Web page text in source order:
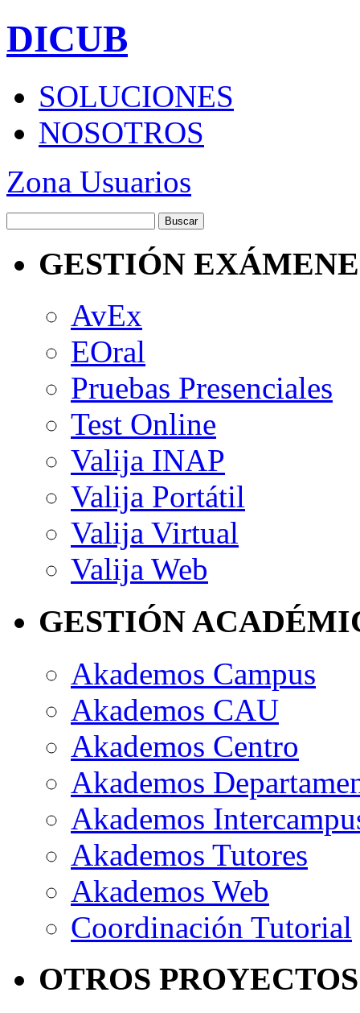
DICUB
SOLUCIONES
NOSOTROS
Zona Usuarios
GESTIÓN
AvEx
EOral
Pruebas Presenciales
Test Online
Valija INAP
Valija Portátil
Valija Virtual
Valija Web
GESTIÓN
Akademos Campus
Akademos CAU
Akademos Centro
Akademos
Akademos
Akademos Tutores
Akademos Web
Coordinación Tutorial
OTROS PROYECTOS